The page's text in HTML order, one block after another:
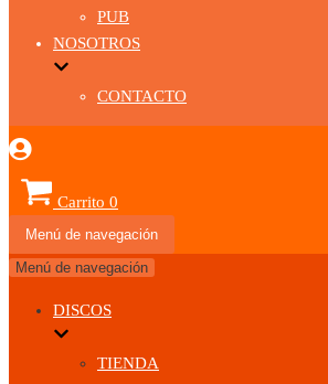
PUB
NOSOTROS
CONTACTO
Carrito 0
Menú de navegación
Menú de navegación
DISCOS
TIENDA